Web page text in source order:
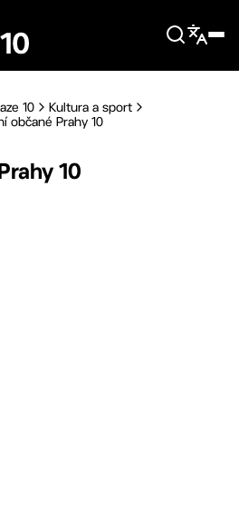
10
Kultura a sport
občané Prahy 10
10